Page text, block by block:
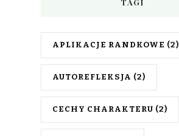
TAGI
APLIKACJE RANDKOWE (2)
AUTOREFLEKSJA (2)
CECHY CHARAKTERU (2)